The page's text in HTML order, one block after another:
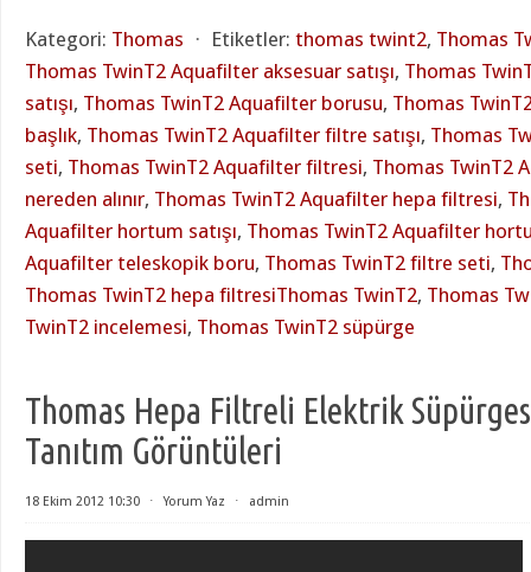
Kategori: Thomas ⋅ Etiketler: thomas twint2, Thomas
Thomas TwinT2 Aquafilter aksesuar satışı, Thomas
satışı, Thomas TwinT2 Aquafilter borusu, Thomas
başlık, Thomas TwinT2 Aquafilter filtre satışı, Thomas
seti, Thomas TwinT2 Aquafilter filtresi, Thomas TwinT2
nereden alınır, Thomas TwinT2 Aquafilter hepa filtresi,
Aquafilter hortum satışı, Thomas TwinT2 Aquafilter
Aquafilter teleskopik boru, Thomas TwinT2 filtre seti,
Thomas TwinT2 hepa filtresiThomas TwinT2, Thomas
TwinT2 incelemesi, Thomas TwinT2 süpürge
Thomas Hepa Filtreli Elektrik
Tanıtım Görüntüleri
18 Ekim 2012 10:30 ⋅ Yorum Yaz ⋅ admin